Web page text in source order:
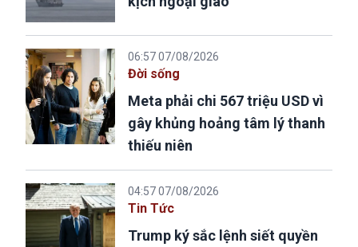
06:57 07/08/2026
Đời sống
Meta phải chi 567 triệu USD vì
gây khủng hoảng tâm lý thanh
thiếu niên
04:57 07/08/2026
Tin Tức
Trump ký sắc lệnh siết quyền